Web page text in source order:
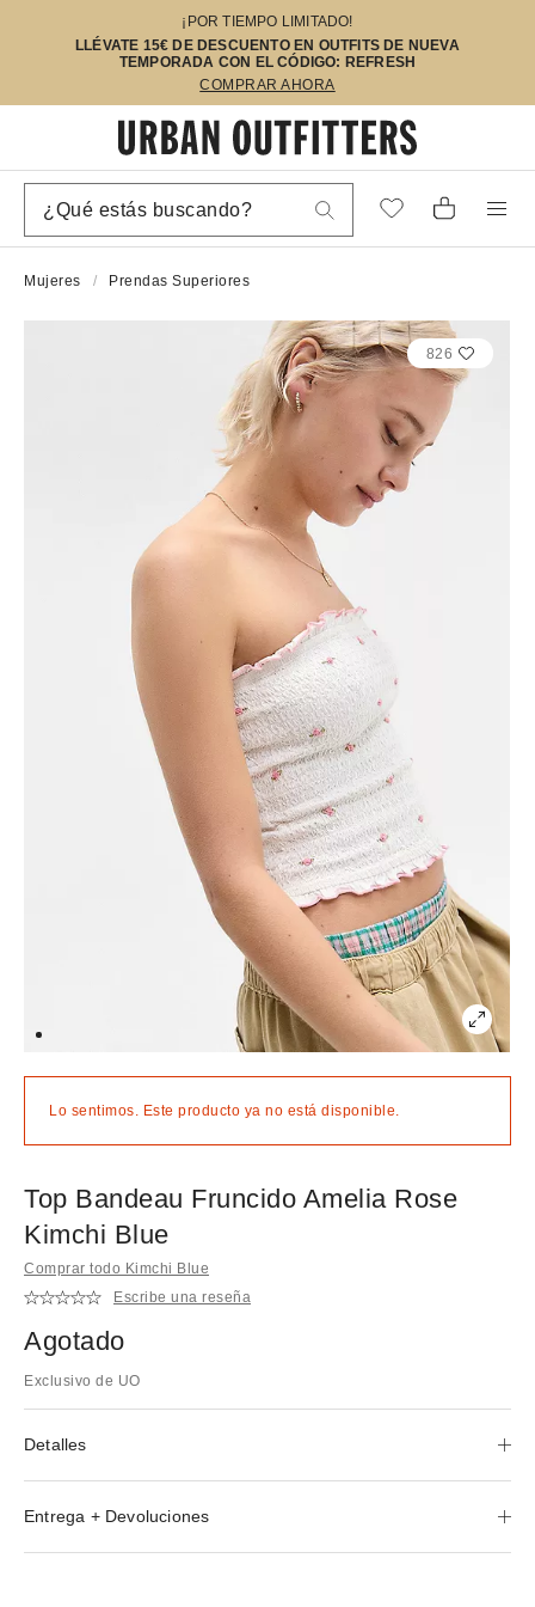
¡POR TIEMPO LIMITADO!
LLÉVATE 15€ DE DESCUENTO EN OUTFITS DE NUEVA
TEMPORADA CON EL CÓDIGO: REFRESH
COMPRAR AHORA
Mujeres Prendas Superiores
826
Lo sentimos. Este producto ya no está disponible.
Top Bandeau Fruncido Amelia Rose
Kimchi Blue
Comprar todo Kimchi Blue
Escribe una reseña
Agotado
Exclusivo de UO
Detalles
Entrega + Devoluciones